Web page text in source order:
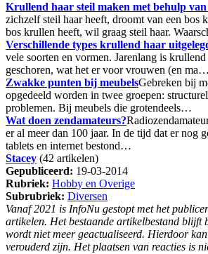
Krullend haar steil maken met behulp van
zichzelf steil haar heeft, droomt van een bos
bos krullen heeft, wil graag steil haar.
Verschillende types krullend haar
vele soorten en vormen. Jarenlang is
geschoren, wat het er voor vrouwen (en ma…
Zwakke punten bij meubelsGebreken bij
opgedeeld worden in twee groepen:
problemen. Bij meubels die grotendeels…
Wat doen zendamateurs?
er al meer dan 100 jaar. In de tijd dat er nog
tablets en internet bestond…
Stacey (42 artikelen)
Gepubliceerd: 19-03-2014
Rubriek: Hobby en Overige
Subrubriek: Diversen
Vanaf 2021 is InfoNu gestopt met het
artikelen. Het bestaande artikelbestand blijft
wordt niet meer geactualiseerd. Hierdoor
verouderd zijn. Het plaatsen van reacties is